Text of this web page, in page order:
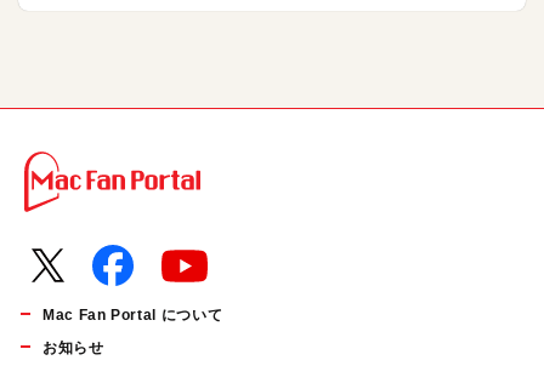
Mac Fan Portal について
お知らせ